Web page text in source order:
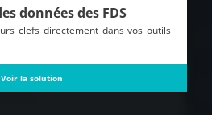
données des FDS
clefs directement dans vos outils
Voir la solution